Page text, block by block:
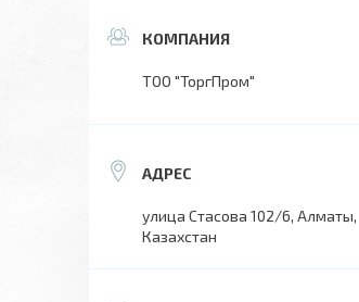
ТОО "ТоргПром"
улица Стасова 102/6, Алматы,
Казахстан